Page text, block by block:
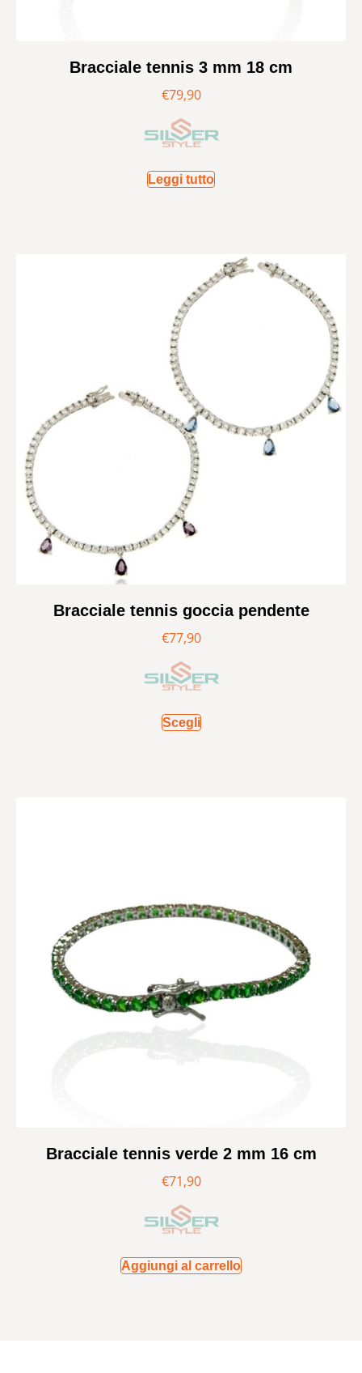
Bracciale tennis 3 mm 18 cm
€79,90
Leggi tutto
Bracciale tennis goccia pendente
€77,90
Scegli
Bracciale tennis verde 2 mm 16 cm
€71,90
Aggiungi al carrello